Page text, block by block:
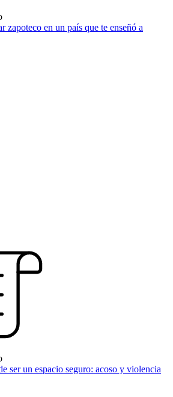
zapoteco en un país que te enseñó a
ser un espacio seguro: acoso y violencia